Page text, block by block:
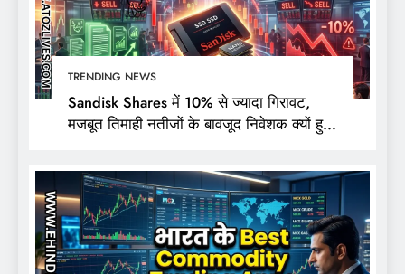
TRENDING NEWS
Sandisk Shares में 10% से ज्यादा गिरावट,
मजबूत तिमाही नतीजों के बावजूद निवेशक क्यों हुए